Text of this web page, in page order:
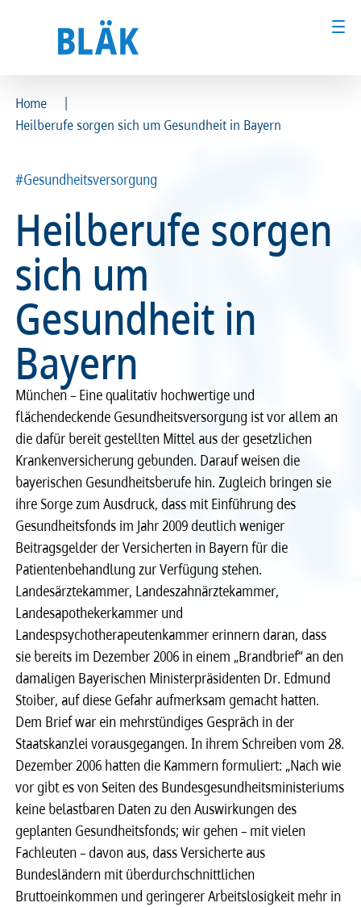
Ärztinnen und Ärzte
MFA & Fachpersonal
Patientinnen und Patienten
Kammer & Politik
Presse
Karriere
Recht
Service & Kontakt
meineBLÄK
Ärztinnen und Ärzte
MFA & Fachpersonal
Patientinnen und Patienten
Kammer & Politik
Presse
Karriere
Recht
Service & Kontakt
meineBLÄK
Home
|
Heilberufe sorgen sich um Gesundheit in Bayern
#Gesundheitsversorgung
Heilberufe sorgen
sich um
Gesundheit in
Bayern
München – Eine qualitativ hochwertige und
flächendeckende Gesundheitsversorgung ist vor allem an
die dafür bereit gestellten Mittel aus der gesetzlichen
Krankenversicherung gebunden. Darauf weisen die
bayerischen Gesundheitsberufe hin. Zugleich bringen sie
ihre Sorge zum Ausdruck, dass mit Einführung des
Gesundheitsfonds im Jahr 2009 deutlich weniger
Beitragsgelder der Versicherten in Bayern für die
Patientenbehandlung zur Verfügung stehen.
Landesärztekammer, Landeszahnärztekammer,
Landesapothekerkammer und
Landespsychotherapeutenkammer erinnern daran, dass
sie bereits im Dezember 2006 in einem „Brandbrief“ an den
damaligen Bayerischen Ministerpräsidenten Dr. Edmund
Stoiber, auf diese Gefahr aufmerksam gemacht hatten.
Dem Brief war ein mehrstündiges Gespräch in der
Staatskanzlei vorausgegangen. In ihrem Schreiben vom 28.
Dezember 2006 hatten die Kammern formuliert: „Nach wie
vor gibt es von Seiten des Bundesgesundheitsministeriums
keine belastbaren Daten zu den Auswirkungen des
geplanten Gesundheitsfonds; wir gehen – mit vielen
Fachleuten – davon aus, dass Versicherte aus
Bundesländern mit überdurchschnittlichen
Bruttoeinkommen und geringerer Arbeitslosigkeit mehr in